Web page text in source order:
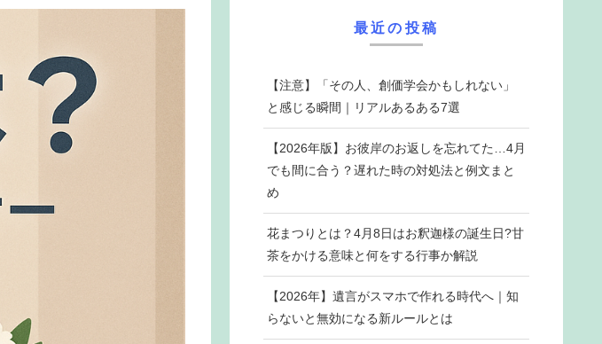
最近の投稿
【注意】「その人、創価学会かもしれない」
と感じる瞬間｜リアルあるある7選
【2026年版】お彼岸のお返しを忘れてた…4月
でも間に合う？遅れた時の対処法と例文まと
め
花まつりとは？4月8日はお釈迦様の誕生日?甘
茶をかける意味と何をする行事か解説
【2026年】遺言がスマホで作れる時代へ｜知
らないと無効になる新ルールとは